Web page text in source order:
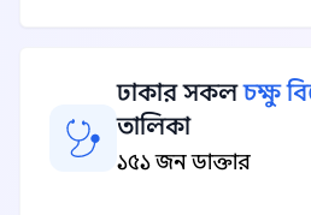
ঢাকার সকলচক্ষু
তালিকা
১৫১ জন ডাক্তার